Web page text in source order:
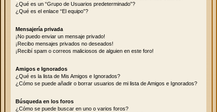
¿Qué es un “Grupo de Usuarios predeterminado”?
¿Qué es el enlace “El equipo”?
Mensajería privada
¡No puedo enviar un mensaje privado!
¡Recibo mensajes privados no deseados!
¡Recibí spam o correos maliciosos de alguien en este foro!
Amigos e Ignorados
¿Qué es la lista de Mis Amigos e Ignorados?
¿Cómo se puede añadir o borrar usuarios de mi lista de Amigos e Ignorados?
Búsqueda en los foros
¿Cómo se puede buscar en uno o varios foros?